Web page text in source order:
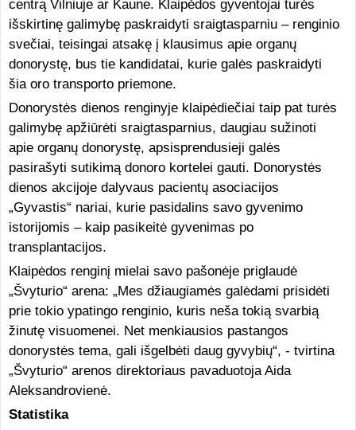
centrą Vilniuje ar Kaune. Klaipėdos gyventojai turės
išskirtinę galimybę paskraidyti sraigtasparniu – renginio
svečiai, teisingai atsakę į klausimus apie organų
donorystę, bus tie kandidatai, kurie galės paskraidyti
šia oro transporto priemone.
Donorystės dienos renginyje klaipėdiečiai taip pat turės
galimybę apžiūrėti sraigtasparnius, daugiau sužinoti
apie organų donorystę, apsisprendusieji galės
pasirašyti sutikimą donoro kortelei gauti. Donorystės
dienos akcijoje dalyvaus pacientų asociacijos
„Gyvastis“ nariai, kurie pasidalins savo gyvenimo
istorijomis – kaip pasikeitė gyvenimas po
transplantacijos.
Klaipėdos renginį mielai savo pašonėje priglaudė
„Švyturio“ arena: „Mes džiaugiamės galėdami prisidėti
prie tokio ypatingo renginio, kuris neša tokią svarbią
žinutę visuomenei. Net menkiausios pastangos
donorystės tema, gali išgelbėti daug gyvybių“, - tvirtina
„Švyturio“ arenos direktoriaus pavaduotoja Aida
Aleksandrovienė.
Statistika